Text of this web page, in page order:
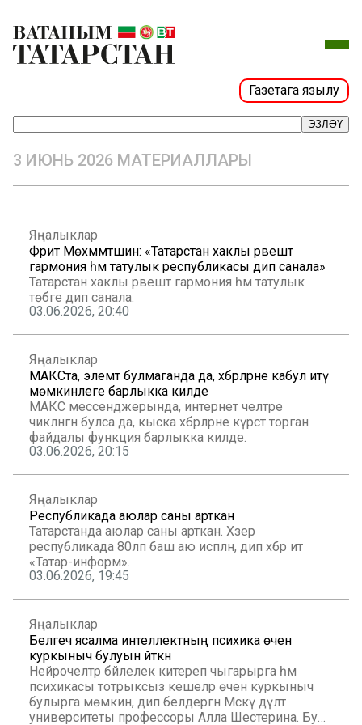
Газетага язылу
ЭЗЛӘҮ
3 ИЮНЬ 2026 МАТЕРИАЛЛАРЫ
Яңалыклар
Фәрит Мөхәммәтшин: «Татарстан хаклы рәвештә
гармония һәм татулык республикасы дип санала»
Татарстан хаклы рәвештә гармония һәм татулык
төбәге дип санала.
03.06.2026, 20:40
Яңалыклар
МАКСта, элемтә булмаганда да, хәбәрләрне кабул итү
мөмкинлеге барлыкка килде
МАКС мессенджерында, интернет челтәре
чикләнгән булса да, кыска хәбәрләрне күрсәтә торган
файдалы функция барлыкка килде.
03.06.2026, 20:15
Яңалыклар
Республикада аюлар саны арткан
Татарстанда аюлар саны арткан. Хәзер
республикада 80ләп баш аю исәпләнә, дип хәбәр итә
«Татар-информ».
03.06.2026, 19:45
Яңалыклар
Белгеч ясалма интеллектның психика өчен
куркыныч булуын әйткән
Нейрочелтәр бәйлелек китереп чыгарырга һәм
психикасы тотрыксыз кешеләр өчен куркыныч
булырга мөмкин, дип белдергән Мәскәү дәүләт
университеты профессоры Алла Шестерина. Бу